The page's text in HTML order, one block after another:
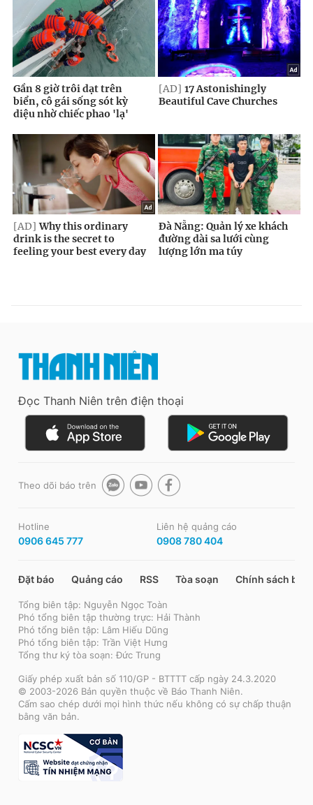
Đọc Thanh Niên trên điện thoại
Theo dõi báo trên
Hotline
0906 645 777
Liên hệ quảng cáo
0908 780 404
Đặt báo Quảng cáo RSS Tòa soạn Chính sách bảo
Tổng biên tập: Nguyễn Ngọc Toàn
Phó tổng biên tập thường trực: Hải Thành
Phó tổng biên tập: Lâm Hiếu Dũng
Phó tổng biên tập: Trần Việt Hưng
Tổng thư ký tòa soạn: Đức Trung
Giấy phép xuất bản số 110/GP - BTTTT cấp ngày 24.3.2020
© 2003-2026 Bản quyền thuộc về Báo Thanh Niên.
Cấm sao chép dưới mọi hình thức nếu không có sự chấp thuận
bằng văn bản.